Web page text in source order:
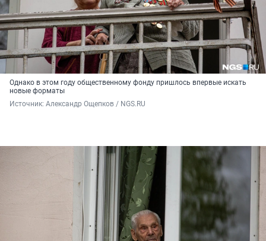
Однако в этом году общественному фонду пришлось впервые искать
новые форматы
Источник: Александр Ощепков / NGS.RU